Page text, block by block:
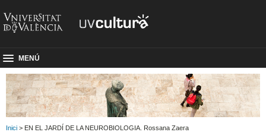
MENÚ
Inici > EN EL JARDÍ DE LA NEUROBIOLOGIA. Rossana Zaera